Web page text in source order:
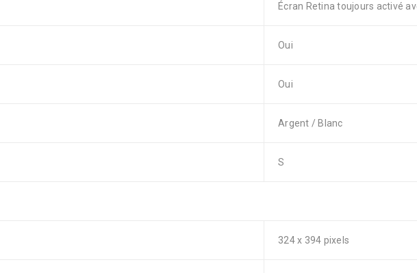
Écran Retina toujours activé
Oui
Oui
Argent / Blanc
S
324 x 394 pixels